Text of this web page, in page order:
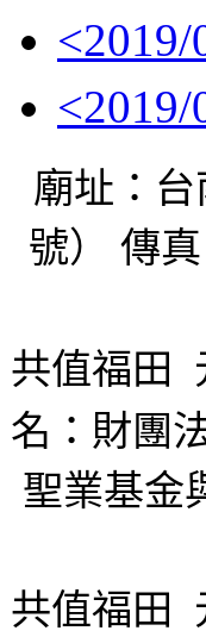
<2019/
<2019/
廟址：
號） 傳真
共值福田
名：財團
聖業基金
共值福田